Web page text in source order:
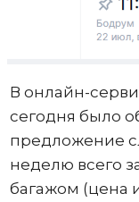
В онлайн-
сегодня было
предложение
неделю всего
багажом (цена